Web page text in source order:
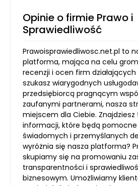
Opinie o firmie Prawo i
Sprawiedliwość
Prawoisprawiedliwosc.net.pl to
platforma, mająca na celu
recenzji i ocen firm działających
szukasz wiarygodnych
przedsiębiorcą pragnącym
zaufanymi partnerami, nasza
miejscem dla Ciebie.
informacji, które będą
świadomych i przemyślanych
wyróżnia się nasza platforma?
skupiamy się na promowaniu
transparentności i
biznesowym. Umożliwiamy